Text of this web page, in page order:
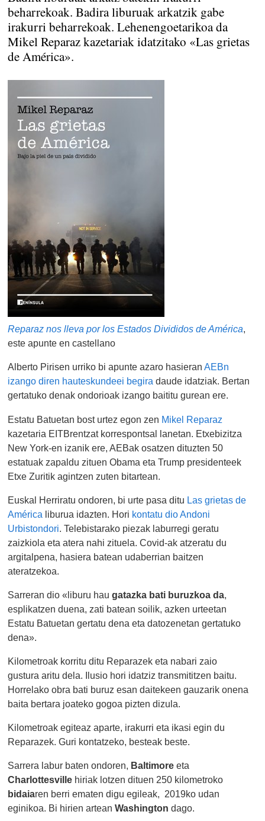
beharrekoak. Badira liburuak arkatzik gabe
irakurri beharrekoak. Lehenengoetarikoa da
Mikel Reparaz kazetariak idatzitako «Las grietas
de América».
Reparaz nos lleva por los Estados Divididos de América,
este apunte en castellano
Alberto Pirisen urriko bi apunte azaro hasieranAEBn
izango diren hauteskundeei begira daude idatziak. Bertan
gertatuko denak ondorioak izango baititu gurean ere.
Estatu Batuetan bost urtez egon zen Mikel Reparaz
kazetaria EITBrentzat korrespontsal lanetan. Etxebizitza
New York-en izanik ere, AEBak osatzen dituzten 50
estatuak zapaldu zituen Obama eta Trump presidenteek
Etxe Zuritik agintzen zuten bitartean.
Euskal Herriratu ondoren, bi urte pasa ditu Las grietas de
América liburua idazten. Hori kontatu dio Andoni
Urbistondori. Telebistarako piezak laburregi geratu
zaizkiola eta atera nahi zituela. Covid-ak atzeratu du
argitalpena, hasiera batean udaberrian baitzen
ateratzekoa.
Sarreran dio «liburu haugatazka bati buruzkoa da,
esplikatzen duena, zati batean soilik, azken urteetan
Estatu Batuetan gertatu dena eta datozenetan gertatuko
dena».
Kilometroak korritu ditu Reparazek eta nabari zaio
gustura aritu dela. Ilusio hori idatziz transmititzen baitu.
Horrelako obra bati buruz esan daitekeen gauzarik onena
baita bertara joateko gogoa pizten dizula.
Kilometroak egiteaz aparte, irakurri eta ikasi egin du
Reparazek. Guri kontatzeko, besteak beste.
Sarrera labur baten ondoren, Baltimore eta
Charlottesville hiriak lotzen dituen 250 kilometroko
bidaiaren berri ematen digu egileak, 2019ko udan
eginikoa. Bi hirien arteanWashington dago.